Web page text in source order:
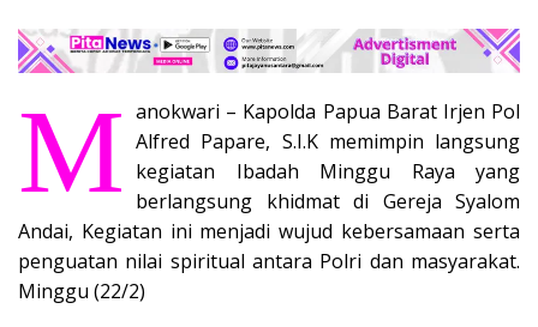
M anokwari – Kapolda Papua Barat Irjen Pol
Alfred Papare, S.I.K memimpin langsung
kegiatan Ibadah Minggu Raya yang
berlangsung khidmat di Gereja Syalom
Andai, Kegiatan ini menjadi wujud kebersamaan serta
penguatan nilai spiritual antara Polri dan masyarakat.
Minggu (22/2)